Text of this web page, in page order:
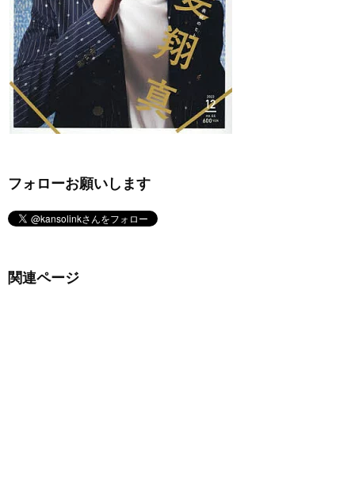
フォローお願いします
関連ページ